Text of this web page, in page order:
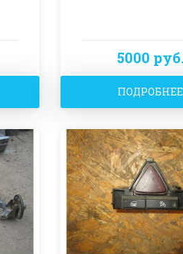
5000 руб.
ПОДРОБНЕЕ